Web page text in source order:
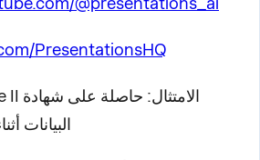
PresentationsHQ
البيانات